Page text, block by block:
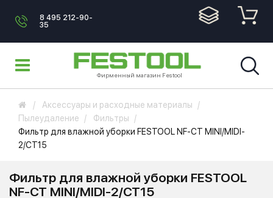
8 495 212-90-
35
Фирменный магазин Festool
Аксессуары и расходные материалы
Пылеудаление
Фильтры
Фильтр для влажной уборки FESTOOL NF-CT MINI/MIDI-
2/CT15
Фильтр для влажной уборки FESTOOL
NF-CT MINI/MIDI-2/CT15